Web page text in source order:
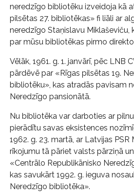
neredzīgo bibliotēku izveidoja kā
pilsētas 27. bibliotēkas» fi liāli ar
neredzīgo Staņislavu Miklaševiču,
par mūsu bibliotēkas pirmo
Vēlāk, 1961. g. 1. janvārī, pēc LNB
pārdēvē par «Rīgas pilsētas 19.
bibliotēku», kas atradās pavisam
Neredzīgo pansionātā.
Nu bibliotēka var darboties ar
pierādītu savas eksistences
1962. g. 23. martā, ar Latvijas PSR
rīkojumu tā pāriet valsts pārziņā
«Centrālo Republikānisko
kas savukārt 1992. g. ieguva
Neredzīgo bibliotēka».